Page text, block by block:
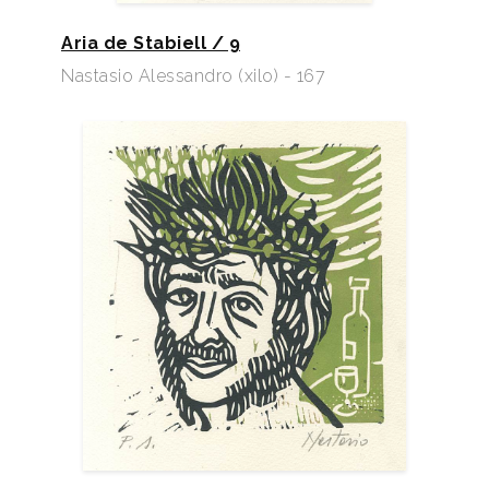
Aria de Stabiell / 9
Nastasio Alessandro (xilo) - 167